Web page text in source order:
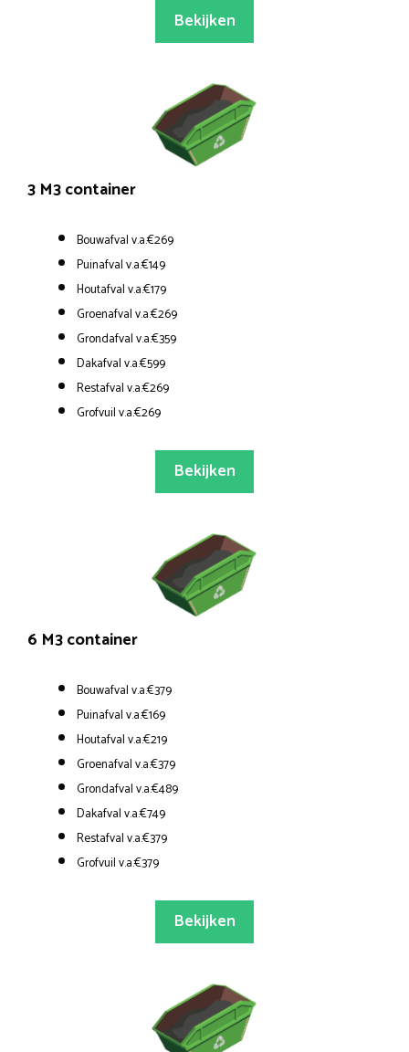
Bekijken
3 M3 container
Bouwafval v.a.€269
Puinafval v.a.€149
Houtafval v.a.€179
Groenafval v.a.€269
Grondafval v.a.€359
Dakafval v.a.€599
Restafval v.a.€269
Grofvuil v.a.€269
Bekijken
6 M3 container
Bouwafval v.a.€379
Puinafval v.a.€169
Houtafval v.a.€219
Groenafval v.a.€379
Grondafval v.a.€489
Dakafval v.a.€749
Restafval v.a.€379
Grofvuil v.a.€379
Bekijken